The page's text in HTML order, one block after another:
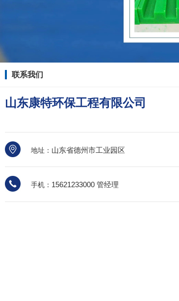
联系我们
山东康特环保工程有限公司
地址： 山东省德州市工业园区
手机： 15621233000 管经理